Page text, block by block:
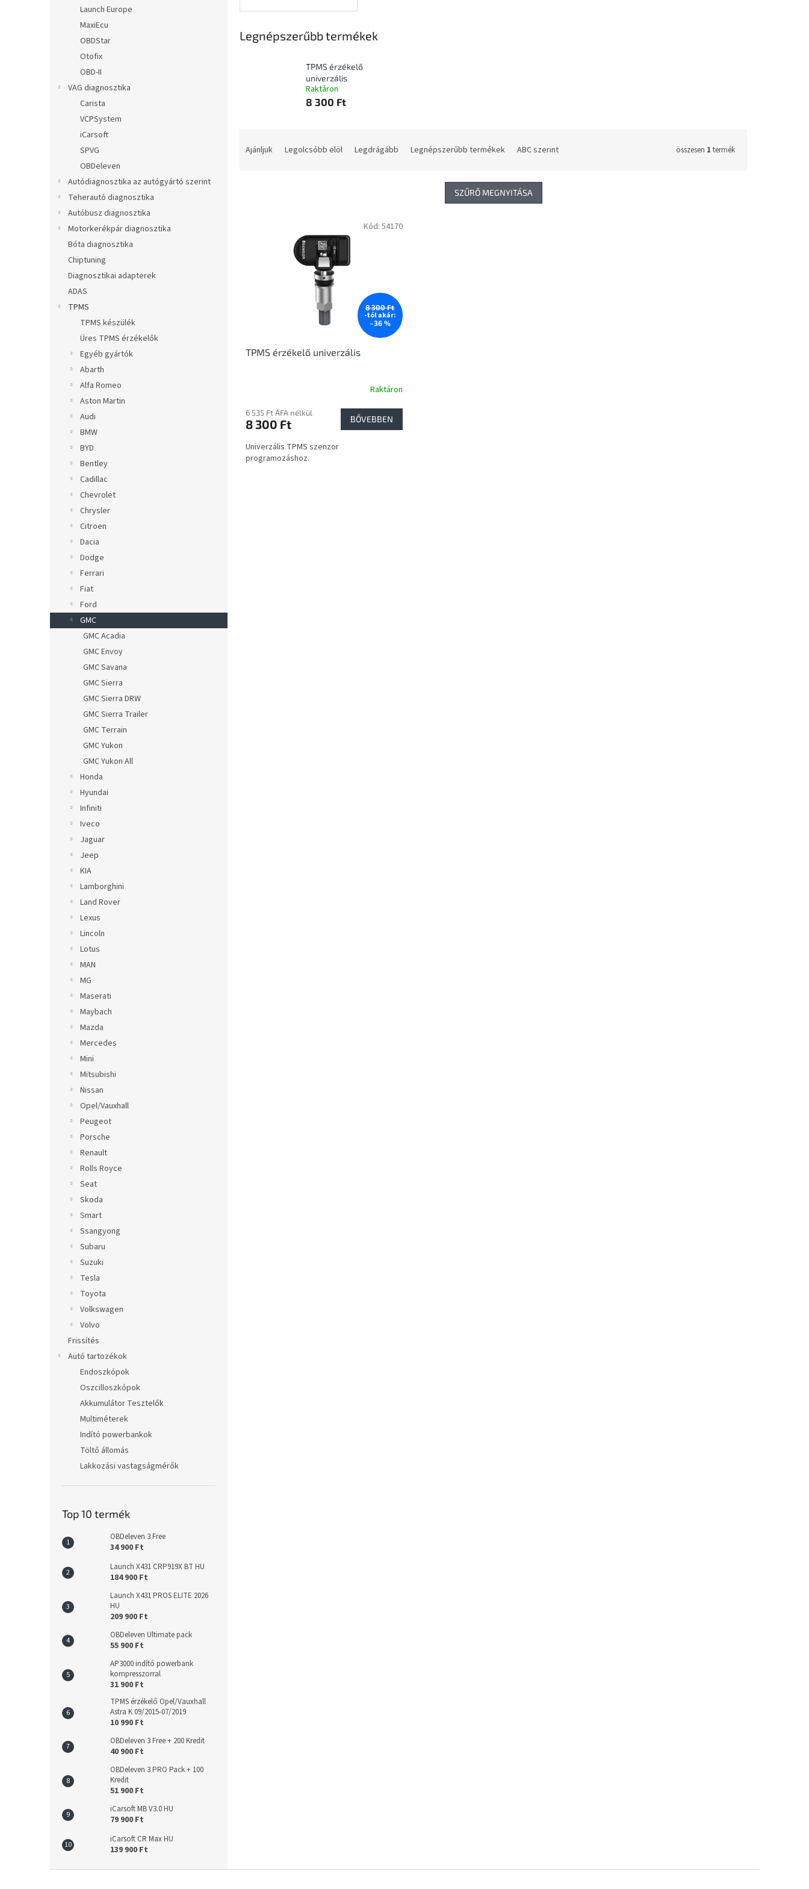
Launch Europe
MaxiEcu
OBDStar
Otofix
OBD-II
VAG diagnosztika
Carista
VCPSystem
iCarsoft
SPVG
OBDeleven
Autódiagnosztika az autógyártó szerint
Teherautó diagnosztika
Autóbusz diagnosztika
Motorkerékpár diagnosztika
Bóta diagnosztika
Chiptuning
Diagnosztikai adapterek
ADAS
TPMS
TPMS készülék
Üres TPMS érzékelők
Egyéb gyártók
Abarth
Alfa Romeo
Aston Martin
Audi
BMW
BYD
Bentley
Cadillac
Chevrolet
Chrysler
Citroen
Dacia
Dodge
Ferrari
Fiat
Ford
GMC
GMC Acadia
GMC Envoy
GMC Savana
GMC Sierra
GMC Sierra DRW
GMC Sierra Trailer
GMC Terrain
GMC Yukon
GMC Yukon All
Honda
Hyundai
Infiniti
Iveco
Jaguar
Jeep
KIA
Lamborghini
Land Rover
Lexus
Lincoln
Lotus
MAN
MG
Maserati
Maybach
Mazda
Mercedes
Mini
Mitsubishi
Nissan
Opel/Vauxhall
Peugeot
Porsche
Renault
Rolls Royce
Seat
Skoda
Smart
Ssangyong
Subaru
Suzuki
Tesla
Toyota
Volkswagen
Volvo
Frissítés
Autó tartozékok
Endoszkópok
Oszcilloszkópok
Akkumulátor Tesztelők
Multiméterek
Indító powerbankok
Töltő állomás
Lakkozási vastagságmérők
Top 10 termék
OBDeleven 3 Free
34 900 Ft
Launch X431 CRP919X BT HU
184 900 Ft
Launch X431 PROS ELITE 2026
HU
209 900 Ft
OBDeleven Ultimate pack
55 900 Ft
AP3000 indító powerbank
kompresszorral
31 900 Ft
TPMS érzékelő Opel/Vauxhall
Astra K 09/2015-07/2019
10 990 Ft
OBDeleven 3 Free + 200 Kredit
40 900 Ft
OBDeleven 3 PRO Pack + 100
Kredit
51 900 Ft
iCarsoft MB V3.0 HU
79 900 Ft
iCarsoft CR Max HU
139 900 Ft
Legnépszerűbb termékek
TPMS érzékelő
univerzális
Raktáron
8 300 Ft
Ajánljuk Legolcsóbb elöl Legdrágább Legnépszerűbb termékek ABC szerint összesen 1 termék
SZŰRŐ MEGNYITÁSA
8 300 Ft
-tól akár:
–36 %
TPMS érzékelő univerzális
Raktáron
6 535 Ft ÁFA nélkül
8 300 Ft BŐVEBBEN
Univerzális TPMS szenzor
programozáshoz.
Kód: 54170